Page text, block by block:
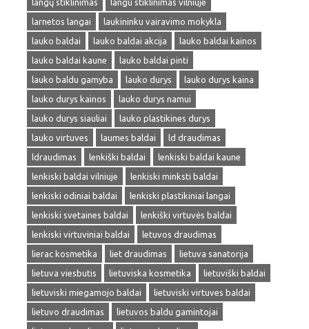
langų stiklinimas
langu stiklinimas vilniuje
larnetos langai
laukininku vairavimo mokykla
lauko baldai
lauko baldai akcija
lauko baldai kainos
lauko baldai kaune
lauko baldai pinti
lauko baldu gamyba
lauko durys
lauko durys kaina
lauko durys kainos
lauko durys namui
lauko durys siauliai
lauko plastikines durys
lauko virtuves
laumes baldai
ld draudimas
ldraudimas
lenkiški baldai
lenkiski baldai kaune
lenkiski baldai vilniuje
lenkiski minksti baldai
lenkiski odiniai baldai
lenkiski plastikiniai langai
lenkiski svetaines baldai
lenkiški virtuvės baldai
lenkiski virtuviniai baldai
letuvos draudimas
lierac kosmetika
liet draudimas
lietuva sanatorija
lietuva viesbutis
lietuviska kosmetika
lietuviški baldai
lietuviski miegamojo baldai
lietuviski virtuves baldai
lietuvo draudimas
lietuvos baldu gamintojai